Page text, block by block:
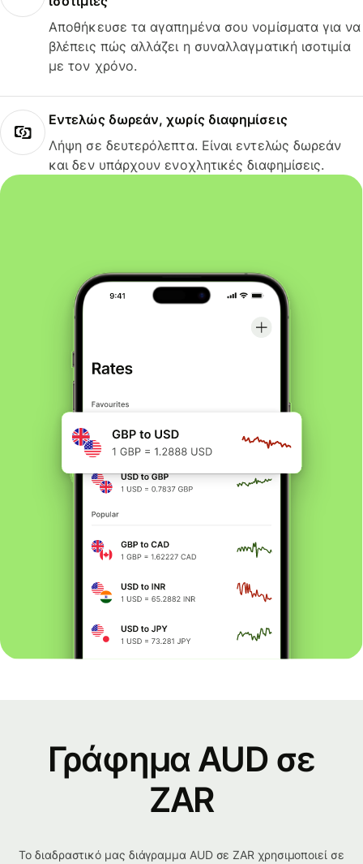
Αποθήκευσε τα αγαπημένα σου νομίσματα για να
βλέπεις πώς αλλάζει η συναλλαγματική ισοτιμία
με τον χρόνο.
Εντελώς δωρεάν, χωρίς διαφημίσεις
Λήψη σε δευτερόλεπτα. Είναι εντελώς δωρεάν
και δεν υπάρχουν ενοχλητικές διαφημίσεις.
Γράφημα AUD σε
ZAR
Το διαδραστικό μας διάγραμμα AUD σε ZAR χρησιμοποιεί σε